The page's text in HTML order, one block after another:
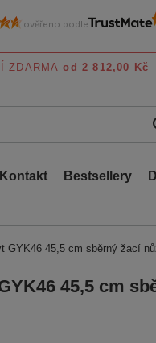
ZDARMA od 2 812,00 Kč
Kontakt Bestsellery
GYK46 45,5 cm sběrný žací
45,5 cm
ověřeno podle